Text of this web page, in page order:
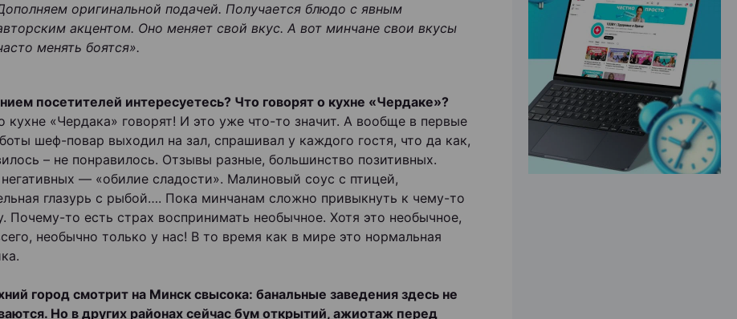
оригинальной подачей. Получается блюдо с явным
акцентом. Оно меняет свой вкус. А вот минчане свои вкусы
менять боятся».
посетителей интересуетесь? Что говорят о кухне «Чердаке»?
«Чердака» говорят! И это уже что-то значит. А вообще в первые
шеф-повар выходил на зал, спрашивал у каждого гостя, что да как,
– не понравилось. Отзывы разные, большинство позитивных.
— «обилие сладости». Малиновый соус с птицей,
глазурь с рыбой…. Пока минчанам сложно привыкнуть к чему-то
Почему-то есть страх воспринимать необычное. Хотя это необычное,
необычно только у нас! В то время как в мире это нормальная
город смотрит на Минск свысока: банальные заведения здесь не
Но в других районах сейчас бум открытий, ажиотаж перед
ЭФФЕКТИВНАЯ РЕКЛАМА НА САЙТЕ